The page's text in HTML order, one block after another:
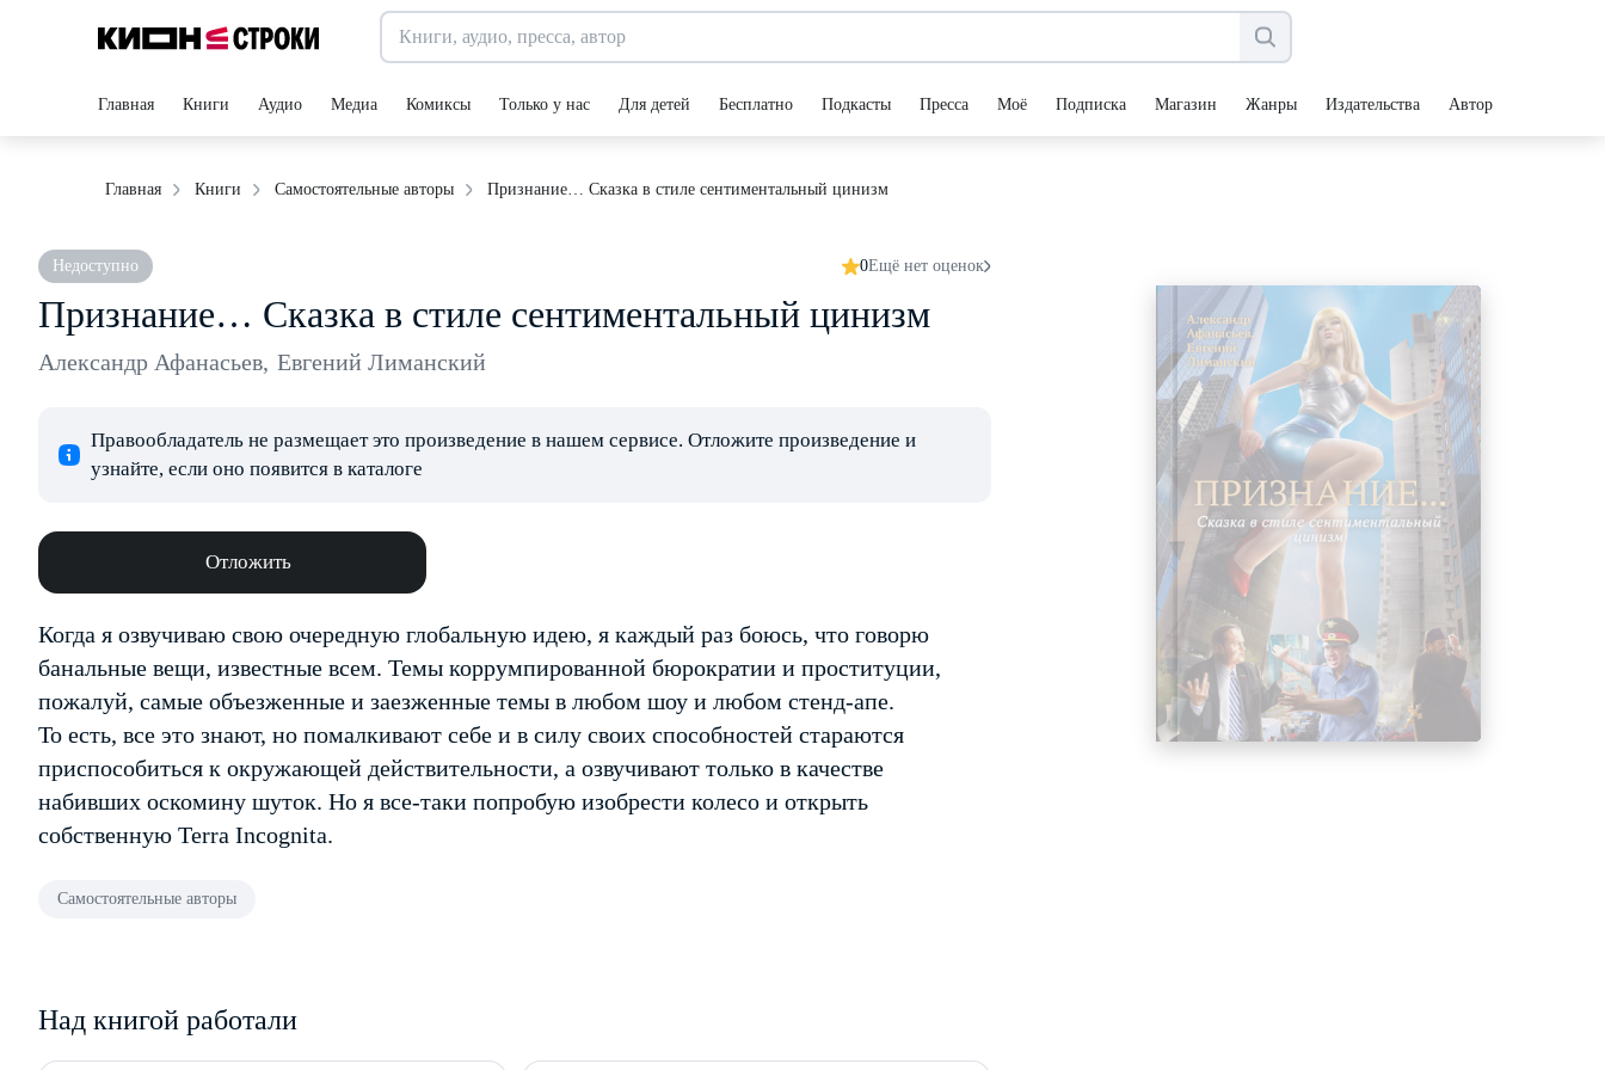
Главная Книги Аудио Медиа Комиксы Только у нас Для детей Бесплатно Подкасты Пресса Моё Подписка Магазин Жанры Издательства Авторы
Главная Книги Самостоятельные авторы Признание… Сказка в стиле сентиментальный цинизм
Недоступно 0Ещё нет оценок
Признание… Сказка в стиле сентиментальный цинизм
Александр Афанасьев, Евгений Лиманский
Правообладатель не размещает это произведение в нашем сервисе. Отложите произведение и
узнайте, если оно появится в каталоге
Отложить
Когда я озвучиваю свою очередную глобальную идею, я каждый раз боюсь, что говорю
банальные вещи, известные всем. Темы коррумпированной бюрократии и проституции,
пожалуй, самые объезженные и заезженные темы в любом шоу и любом стенд-апе.
То есть, все это знают, но помалкивают себе и в силу своих способностей стараются
приспособиться к окружающей действительности, а озвучивают только в качестве
набивших оскомину шуток. Но я все-таки попробую изобрести колесо и открыть
собственную Terra Incognita.
Самостоятельные авторы
Над книгой работали